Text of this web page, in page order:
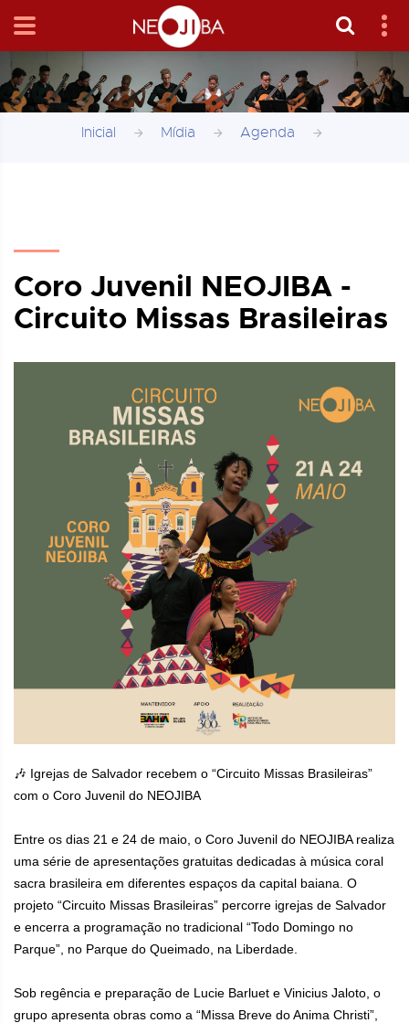
Inicial Mídia Agenda
Coro Juvenil NEOJIBA -
Circuito Missas Brasileiras
🎶 Igrejas de Salvador recebem o “Circuito Missas Brasileiras”
com o Coro Juvenil do NEOJIBA
Entre os dias 21 e 24 de maio, o Coro Juvenil do NEOJIBA realiza
uma série de apresentações gratuitas dedicadas à música coral
sacra brasileira em diferentes espaços da capital baiana. O
projeto “Circuito Missas Brasileiras” percorre igrejas de Salvador
e encerra a programação no tradicional “Todo Domingo no
Parque”, no Parque do Queimado, na Liberdade.
Sob regência e preparação de Lucie Barluet e Vinicius Jaloto, o
grupo apresenta obras como a “Missa Breve do Anima Christi”,